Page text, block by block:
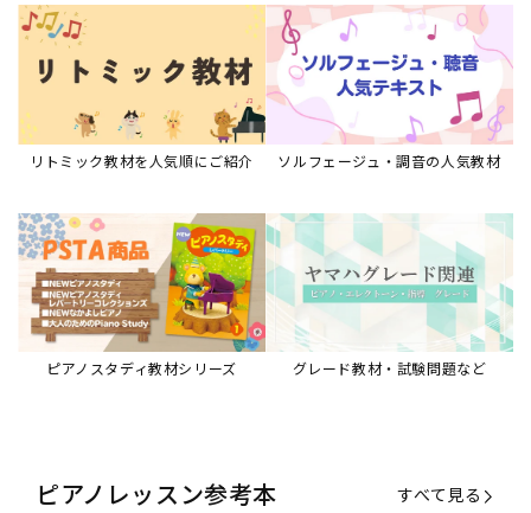
リトミック教材を人気順にご紹介 ソルフェージュ・調音の人気教材
ピアノスタディ教材シリーズ グレード教材・試験問題など
ピアノレッスン参考本 すべて見る